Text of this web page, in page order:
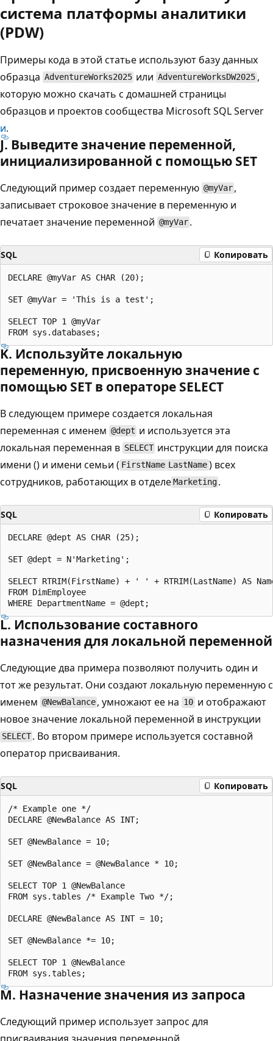
система платформы аналитики
(PDW)
Примеры кода в этой статье используют базу данных
образца AdventureWorks2025 или AdventureWorksDW2025 ,
которую можно скачать с домашней страницы
образцов и проектов сообщества Microsoft SQL Server
и.
J. Выведите значение переменной,
инициализированной с помощью SET
Следующий пример создает переменную @myVar ,
записывает строковое значение в переменную и
печатает значение переменной @myVar .
SQL Копировать
DECLARE @myVar AS CHAR (20);
SET @myVar = 'This is a test';
SELECT TOP 1 @myVar
K. Используйте локальную
переменную, присвоенную значение с
помощью SET в операторе SELECT
В следующем примере создается локальная
переменная с именем @dept и используется эта
локальная переменная в SELECT инструкции для поиска
имени () и имени семьи ( FirstName LastName) всех
сотрудников, работающих в отделеMarketing .
SQL Копировать
DECLARE @dept AS CHAR (25);
SET @dept = N'Marketing';
SELECT RTRIM(FirstName) + ' ' + RTRIM(LastName) AS
FROM DimEmployee
L. Использование составного
назначения для локальной переменной
Следующие два примера позволяют получить один и
тот же результат. Они создают локальную переменную с
именем @NewBalance , умножают ее на 10и отображают
новое значение локальной переменной в инструкции
SELECT . Во втором примере используется составной
оператор присваивания.
SQL Копировать
/* Example one */
DECLARE @NewBalance AS INT;
SET @NewBalance = 10;
SET @NewBalance = @NewBalance * 10;
SELECT TOP 1 @NewBalance
FROM sys.tables /* Example Two */;
DECLARE @NewBalance AS INT = 10;
SET @NewBalance *= 10;
SELECT TOP 1 @NewBalance
M. Назначение значения из запроса
Следующий пример использует запрос для
присваивания значения переменной.